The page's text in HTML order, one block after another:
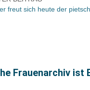
Frauenarchiv